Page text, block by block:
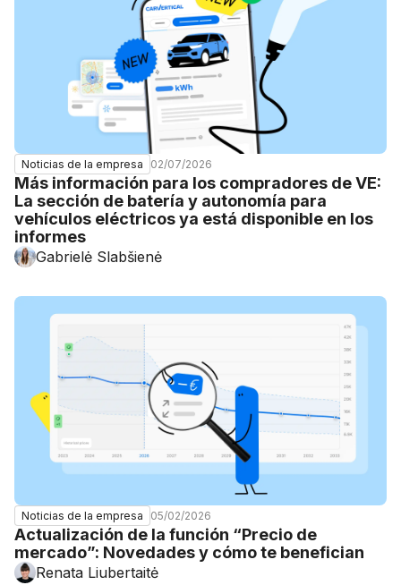
Noticias de la empresa 02/07/2026
Más información para los compradores de VE:
La sección de batería y autonomía para
vehículos eléctricos ya está disponible en los
informes
Gabrielė Slabšienė
Noticias de la empresa 05/02/2026
Actualización de la función “Precio de
mercado”: Novedades y cómo te benefician
Renata Liubertaitė